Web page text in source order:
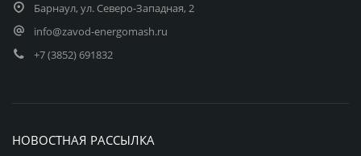
Барнаул, ул. Северо-Западная, 2
info@zavod-energomash.ru
+7 (3852) 691832
НОВОСТНАЯ РАССЫЛКА